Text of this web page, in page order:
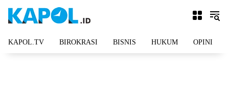
KAPOL.TV BIROKRASI BISNIS HUKUM OPINI